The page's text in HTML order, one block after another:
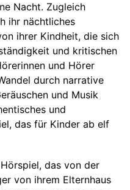
Nacht. Zugleich
ihr nächtliches
ihrer Kindheit, die sich
und kritischen
und Hörer
durch narrative
und Musik
und
das für Kinder ab elf
das von der
von ihrem Elternhaus